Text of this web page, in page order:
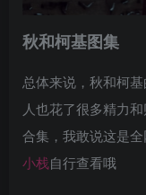
秋和柯基图集
总体来说，秋和柯
人也花了很多精力
合集，我敢说这是
小栈自行查看哦